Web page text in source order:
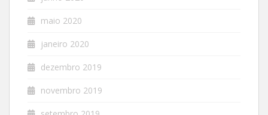
maio 2020
janeiro 2020
dezembro 2019
novembro 2019